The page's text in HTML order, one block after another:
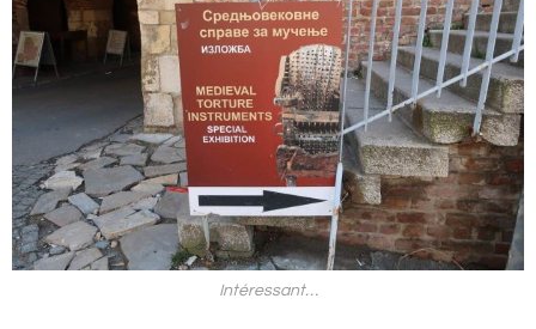
Intéressant…